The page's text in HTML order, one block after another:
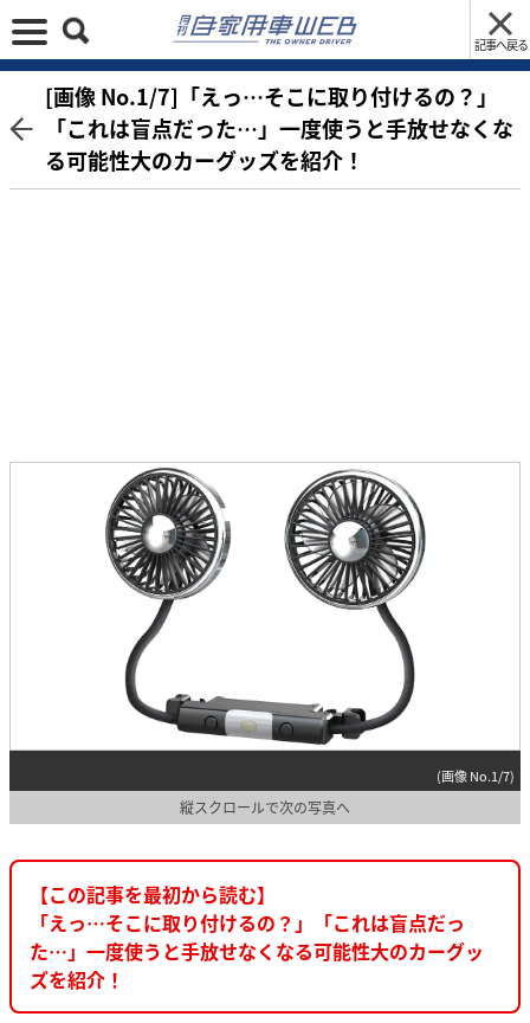
記事へ戻る
[画像 No.1/7]「えっ…そこに取り付けるの？」
「これは盲点だった…」一度使うと手放せなくな
る可能性大のカーグッズを紹介！
(画像 No.1/7)
縦スクロールで次の写真へ
【この記事を最初から読む】
「えっ…そこに取り付けるの？」「これは盲点だっ
た…」一度使うと手放せなくなる可能性大のカーグッ
ズを紹介！